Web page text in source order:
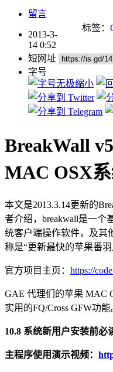
留言
标签：
2013-3-
14 0:52
短网址
字号
BreakWall
MAC OSX
本文是2013.3.14更新的
者介绍，breakwall是一个
统客户端操作软件，及其
称是“更新最快的苹果番羽
官方项目主页： https://
GAE 代理们的苹果 MAC
实用的FQ/Cross GFW功能
10.8 系统新用户安装前必
主程序使用演示视频：